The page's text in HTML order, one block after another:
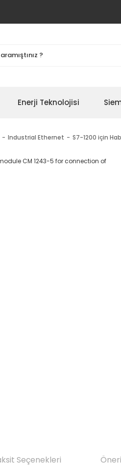
Enerji Teknolojisi
Industrial Ethernet S7-1200 için
Seçenekleri